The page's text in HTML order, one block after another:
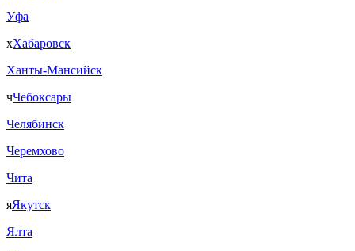
Уфа
хХабаровск
Ханты-Мансийск
чЧебоксары
Челябинск
Черемхово
Чита
яЯкутск
Ялта